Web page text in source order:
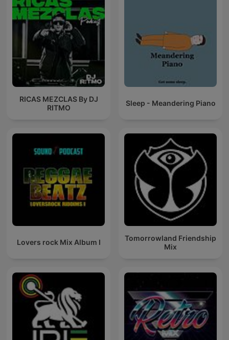
RICAS MEZCLAS By DJ
RITMO
Sleep - Meandering Piano
Lovers rock Mix Album I
Tomorrowland Friendship
Mix